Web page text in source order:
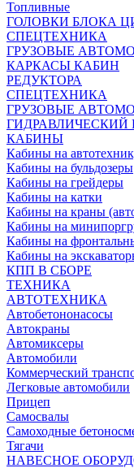
Топливные
ГОЛОВКИ БЛОКА
СПЕЦТЕХНИКА
ГРУЗОВЫЕ
КАРКАСЫ КАБИН
РЕДУКТОРА
СПЕЦТЕХНИКА
ГРУЗОВЫЕ
ГИДРАВЛИЧЕСКИЙ
КАБИНЫ
Кабины на
Кабины на бульдозеры
Кабины на грейдеры
Кабины на катки
Кабины на краны
Кабины на
Кабины на
Кабины на
КПП В СБОРЕ
ТЕХНИКА
АВТОТЕХНИКА
Автобетононасосы
Автокраны
Автомиксеры
Автомобили
Коммерческий
Легковые автомобили
Прицеп
Самосвалы
Самоходные
Тягачи
НАВЕСНОЕ